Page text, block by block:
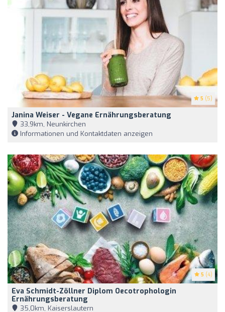
5 (5)
Janina Weiser - Vegane Ernährungsberatung
33,9km, Neunkirchen
Informationen und Kontaktdaten anzeigen
5 (4)
Eva Schmidt-Zöllner Diplom Oecotrophologin
Ernährungsberatung
35,0km, Kaiserslautern